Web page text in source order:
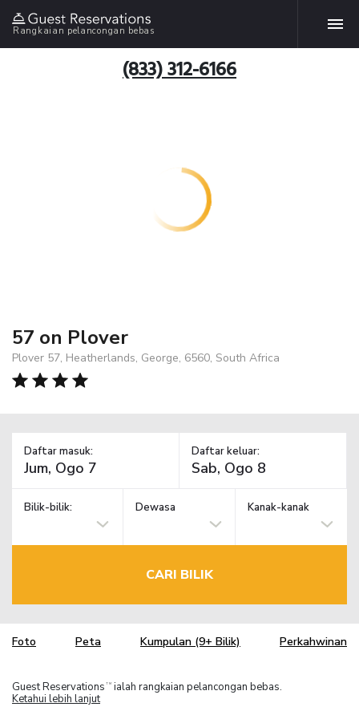
Rangkaian pelancongan bebas
(833) 312-6166
57 on Plover
Plover 57, Heatherlands, George, 6560, South Africa
Daftar masuk: Daftar keluar:
Bilik-bilik: Dewasa Kanak-kanak
CARI BILIK
Foto Peta Kumpulan (9+ Bilik) Perkahwinan
Guest Reservations TM ialah rangkaian pelancongan bebas.
Ketahui lebih lanjut